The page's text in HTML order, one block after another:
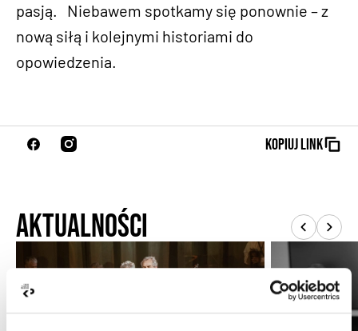
pasją. Niebawem spotkamy się ponownie – z
nową siłą i kolejnymi historiami do
opowiedzenia.
Kopiuj link
Aktualności